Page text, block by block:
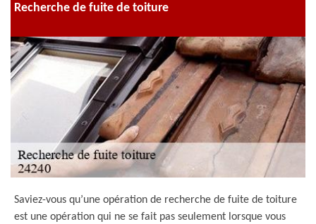
Recherche de fuite de toiture
Saviez-vous qu’une opération de recherche de fuite de toiture
est une opération qui ne se fait pas seulement lorsque vous